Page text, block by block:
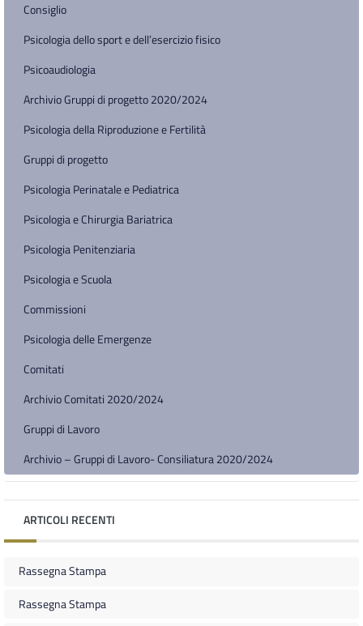
Consiglio
Psicologia dello sport e dell’esercizio fisico
Psicoaudiologia
Archivio Gruppi di progetto 2020/2024
Psicologia della Riproduzione e Fertilità
Gruppi di progetto
Psicologia Perinatale e Pediatrica
Psicologia e Chirurgia Bariatrica
Psicologia Penitenziaria
Psicologia e Scuola
Commissioni
Psicologia delle Emergenze
Comitati
Archivio Comitati 2020/2024
Gruppi di Lavoro
Archivio – Gruppi di Lavoro- Consiliatura 2020/2024
ARTICOLI RECENTI
Rassegna Stampa
Rassegna Stampa